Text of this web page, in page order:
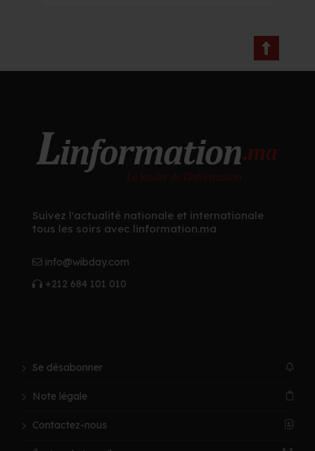
Suivez l'actualité nationale et internationale
tous les soirs avec linformation.ma
info@wibday.com
+212 684 101 010
Se désabonner
Note légale
Contactez-nous